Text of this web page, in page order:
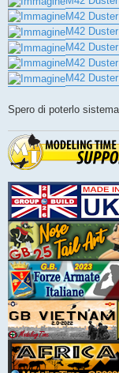
M42
M42
M42
M42
M42
Spero di poterlo